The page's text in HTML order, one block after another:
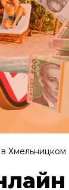
Хмельницком